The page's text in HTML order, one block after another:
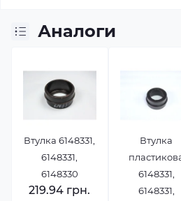
Аналоги
Втулка 6148331,
6148331,
6148330
219.94 грн.
Втулка
6148331,
6148331,